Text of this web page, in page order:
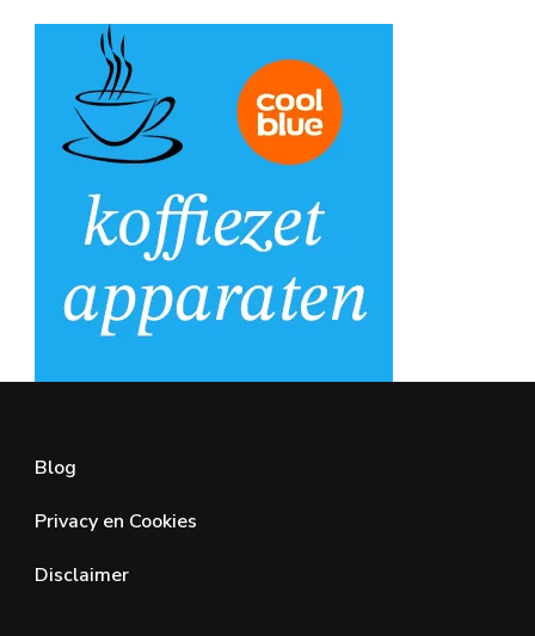
Blog
Privacy en Cookies
Disclaimer